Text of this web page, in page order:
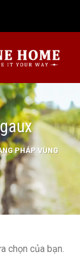
Home
PHÁP VÙNG
chọn của bạn.